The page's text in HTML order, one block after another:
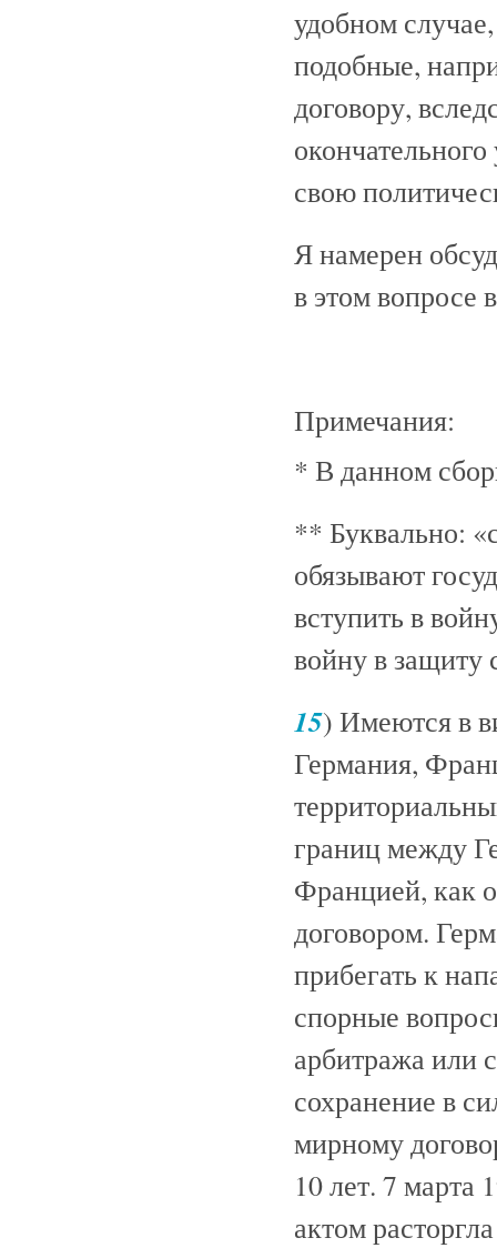
удобном
подобные,
договору,
свою
Я намерен
в этом вопросе
Примечания:
* В данном
** Буквально:
обязывают
вступить в
войну в защиту
15) Имеются в
Германия,
границ между
Францией, как
договором.
прибегать к
спорные
арбитража или
сохранение в
мирному
10 лет. 7 марта
актом